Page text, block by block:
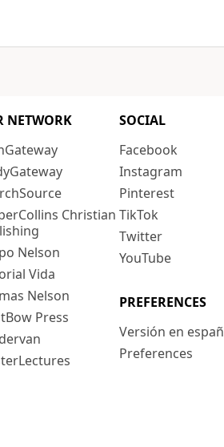
NETWORK
Christian
Nelson
Vida
Nelson
Press
SOCIAL
Facebook
Instagram
Pinterest
TikTok
Twitter
YouTube
PREFERENCES
Versión en
Preferences